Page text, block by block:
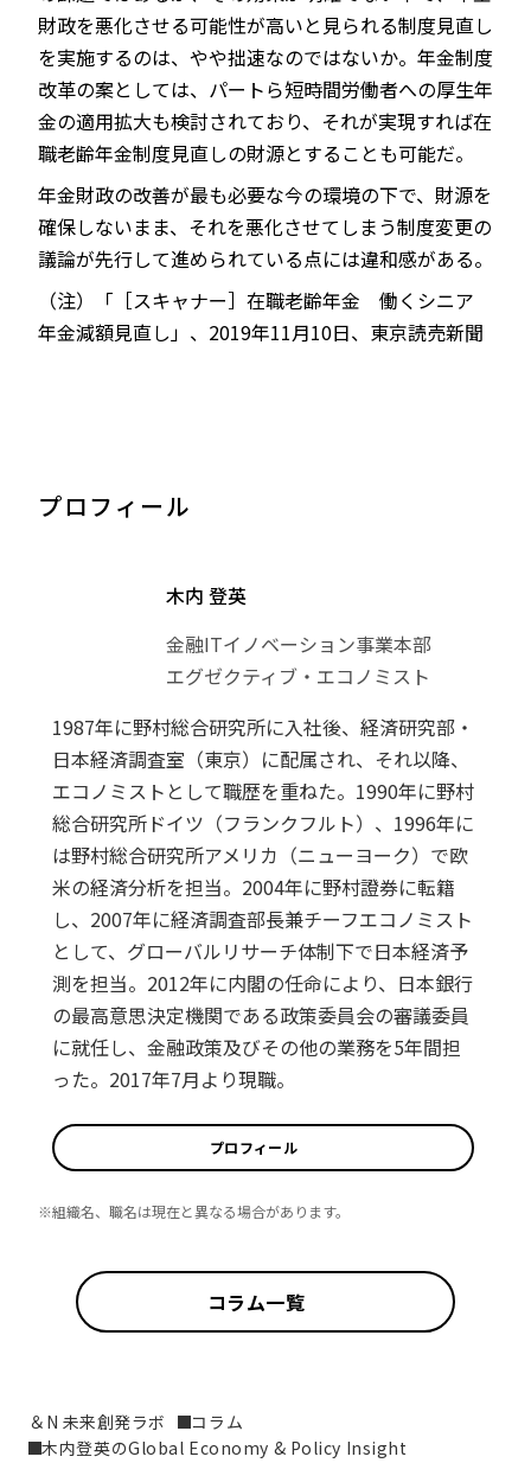
財政を悪化させる可能性が高いと見られる制度見直し
を実施するのは、やや拙速なのではないか。年金制度
改革の案としては、パートら短時間労働者への厚生年
金の適用拡大も検討されており、それが実現すれば在
職老齢年金制度見直しの財源とすることも可能だ。
年金財政の改善が最も必要な今の環境の下で、財源を
確保しないまま、それを悪化させてしまう制度変更の
議論が先行して進められている点には違和感がある。
（注）「［スキャナー］在職老齢年金 働くシニア
年金減額見直し」、2019年11月10日、東京読売新聞
プロフィール
木内 登英
金融ITイノベーション事業本部
エグゼクティブ・エコノミスト
1987年に野村総合研究所に入社後、経済研究部・
日本経済調査室（東京）に配属され、それ以降、
エコノミストとして職歴を重ねた。1990年に野村
総合研究所ドイツ（フランクフルト）、1996年に
は野村総合研究所アメリカ（ニューヨーク）で欧
米の経済分析を担当。2004年に野村證券に転籍
し、2007年に経済調査部長兼チーフエコノミスト
として、グローバルリサーチ体制下で日本経済予
測を担当。2012年に内閣の任命により、日本銀行
の最高意思決定機関である政策委員会の審議委員
に就任し、金融政策及びその他の業務を5年間担
った。2017年7月より現職。
プロフィール
※組織名、職名は現在と異なる場合があります。
コラム一覧
＆N 未来創発ラボ
コラム
木内登英のGlobal Economy & Policy Insight